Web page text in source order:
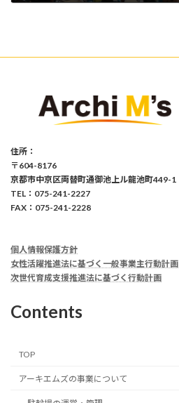
住所：
〒604-8176
京都市中京区両替町通御池上ル龍池町449-1
TEL：075-241-2227
FAX：075-241-2228
個人情報保護方針
女性活躍推進法に基づく一般事業主行動計画
次世代育成支援推進法に基づく行動計画
Contents
TOP
アーキエムズの事業について